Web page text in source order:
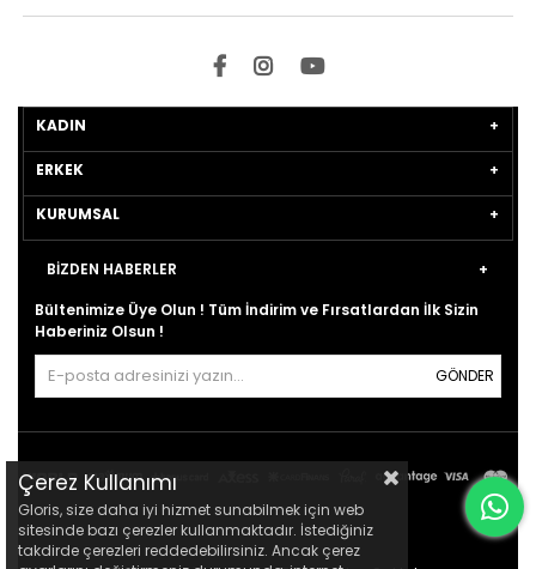
KADIN
ERKEK
KURUMSAL
BİZDEN HABERLER
Bültenimize Üye Olun ! Tüm İndirim ve Fırsatlardan İlk Sizin
Haberiniz Olsun !
GÖNDER
Çerez Kullanımı
Gloris, size daha iyi hizmet sunabilmek için web
sitesinde bazı çerezler kullanmaktadır. İstediğiniz
takdirde çerezleri reddedebilirsiniz. Ancak çerez